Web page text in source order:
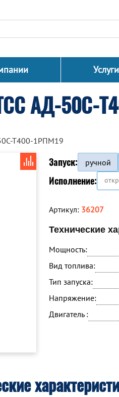
Услуги
АД-50С-
Т400-1РПМ19
Запуск: ручной
Исполнение:
Артикул: 36207
Технические
Мощность:
Вид топлива:
Тип запуска:
Напряжение:
Двигатель :